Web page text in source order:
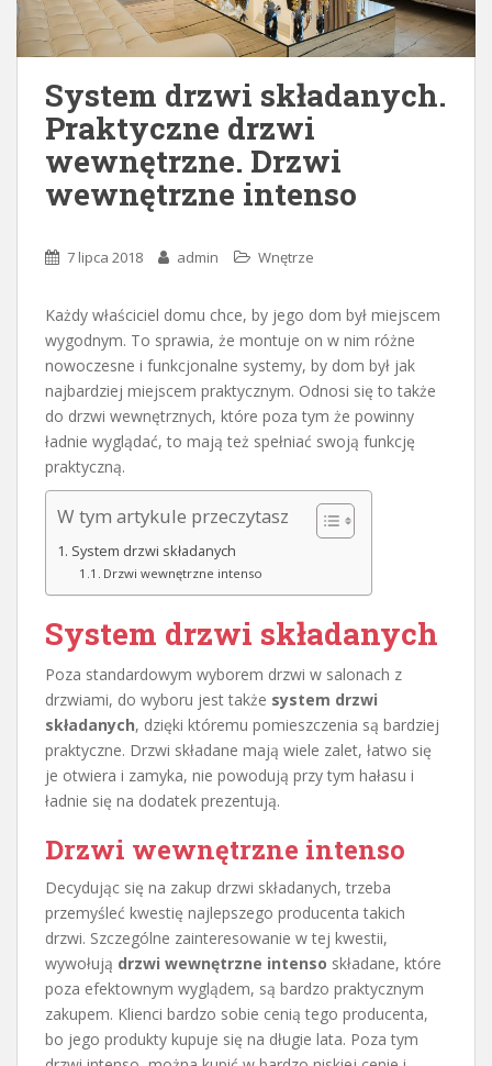
System drzwi składanych.
Praktyczne drzwi
wewnętrzne. Drzwi
wewnętrzne intenso
7 lipca 2018 admin Wnętrze
Każdy właściciel domu chce, by jego dom był miejscem
wygodnym. To sprawia, że montuje on w nim różne
nowoczesne i funkcjonalne systemy, by dom był jak
najbardziej miejscem praktycznym. Odnosi się to także
do drzwi wewnętrznych, które poza tym że powinny
ładnie wyglądać, to mają też spełniać swoją funkcję
praktyczną.
W tym artykule przeczytasz
System drzwi składanych
Drzwi wewnętrzne intenso
System drzwi składanych
Poza standardowym wyborem drzwi w salonach z
drzwiami, do wyboru jest także system drzwi
składanych, dzięki któremu pomieszczenia są bardziej
praktyczne. Drzwi składane mają wiele zalet, łatwo się
je otwiera i zamyka, nie powodują przy tym hałasu i
ładnie się na dodatek prezentują.
Drzwi wewnętrzne intenso
Decydując się na zakup drzwi składanych, trzeba
przemyśleć kwestię najlepszego producenta takich
drzwi. Szczególne zainteresowanie w tej kwestii,
wywołują drzwi wewnętrzne intenso składane, które
poza efektownym wyglądem, są bardzo praktycznym
zakupem. Klienci bardzo sobie cenią tego producenta,
bo jego produkty kupuje się na długie lata. Poza tym